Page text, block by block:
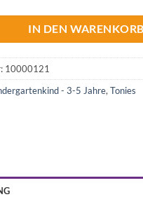
IN DEN WARENKORB
10000121
- 3-5 Jahre, Tonies